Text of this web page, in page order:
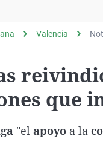
Valencia
que
"el apoyo a la